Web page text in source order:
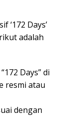
‘172 Days’
adalah
Days” di
resmi atau
dengan